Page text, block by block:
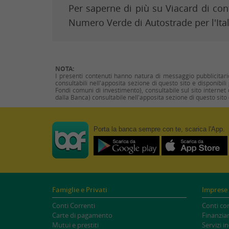
Per saperne di più su Viacard di
Numero Verde di Autostrade per
NOTA:
I presenti contenuti hanno natura di messaggio
consultabili nell'apposita sezione di questo sito e
Fondi comuni di investimento), consultabile sul sito
dalla Banca) consultabile nell'apposita sezione di questo
Porta la bancasempre con te, scarica l'App.
Famiglie e Privati
Conti Correnti
Carte di pagamento
Mutui e prestiti
Conti
Servizi